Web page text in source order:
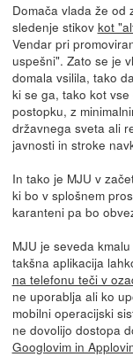
Domača vlada že od
sledenje stikov kot
Vendar pri
uspešni". Zato se je
domala vsilila, tako
ki se ga, tako kot
postopku, z
državnega sveta ali
javnosti in stroke
In tako je MJU v
ki bo v splošnem
karanteni pa bo
MJU je seveda
takšna aplikacija
na telefonu teči v
ne uporablja ali ko
mobilni operacijski
ne dovolijo dostopa
Googlovim in